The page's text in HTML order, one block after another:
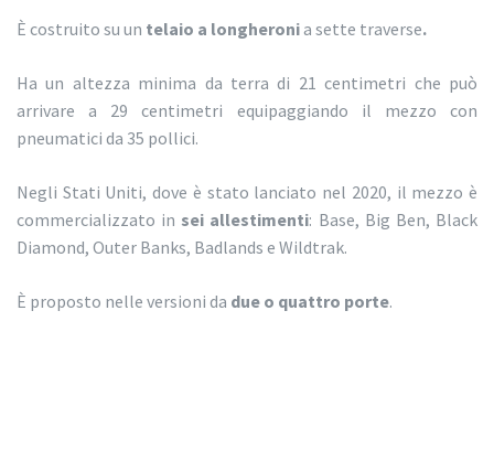
È costruito su un telaio a longheronia sette traverse.
Ha un altezza minima da terra di 21 centimetri che può
arrivare a 29 centimetri equipaggiando il mezzo con
pneumatici da 35 pollici.
Negli Stati Uniti, dove è stato lanciato nel 2020, il mezzo è
commercializzato in sei allestimenti: Base, Big Ben, Black
Diamond, Outer Banks, Badlands e Wildtrak.
È proposto nelle versioni da due o quattro porte.